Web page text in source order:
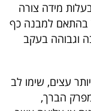
מידה צורה
בהתאם למבנה כף
וגבוהה בעקב
עצים, שימו לב
הברך,